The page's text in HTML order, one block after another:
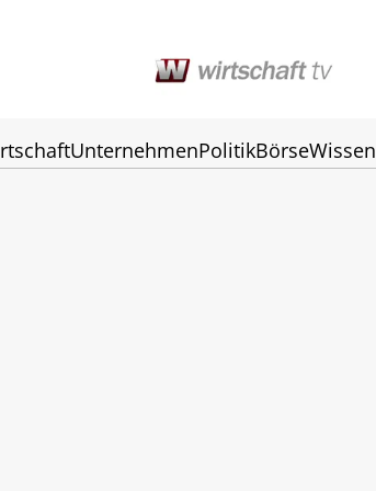
UnternehmenPolitikBörseWissen